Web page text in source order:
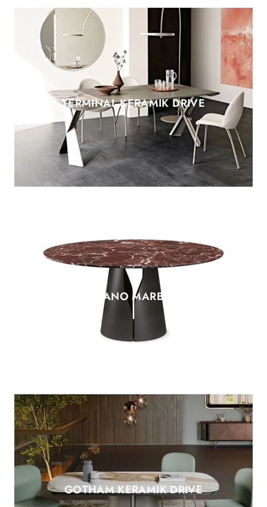
TERMINAL KERAMIK DRIVE
GIANO MARBLE
GOTHAM KERAMIK DRIVE